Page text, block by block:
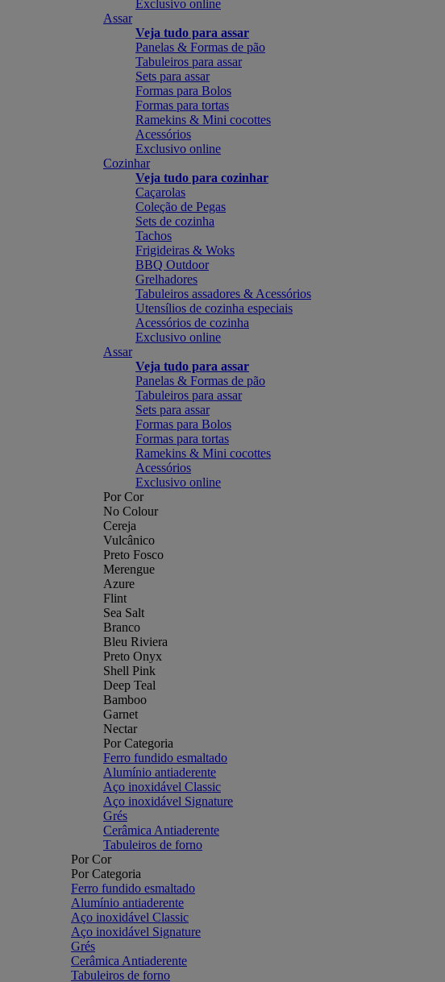
Exclusivo online
Assar
Veja tudo para assar
Panelas & Formas de pão
Tabuleiros para assar
Sets para assar
Formas para Bolos
Formas para tortas
Ramekins & Mini cocottes
Acessórios
Exclusivo online
Cozinhar
Veja tudo para cozinhar
Caçarolas
Coleção de Pegas
Sets de cozinha
Tachos
Frigideiras & Woks
BBQ Outdoor
Grelhadores
Tabuleiros assadores & Acessórios
Utensílios de cozinha especiais
Acessórios de cozinha
Exclusivo online
Assar
Veja tudo para assar
Panelas & Formas de pão
Tabuleiros para assar
Sets para assar
Formas para Bolos
Formas para tortas
Ramekins & Mini cocottes
Acessórios
Exclusivo online
Por Cor
No Colour
Cereja
Vulcânico
Preto Fosco
Merengue
Azure
Flint
Sea Salt
Branco
Bleu Riviera
Preto Onyx
Shell Pink
Deep Teal
Bamboo
Garnet
Nectar
Por Categoria
Ferro fundido esmaltado
Alumínio antiaderente
Aço inoxidável Classic
Aço inoxidável Signature
Grés
Cerâmica Antiaderente
Tabuleiros de forno
Por Cor
Por Categoria
Ferro fundido esmaltado
Alumínio antiaderente
Aço inoxidável Classic
Aço inoxidável Signature
Grés
Cerâmica Antiaderente
Tabuleiros de forno